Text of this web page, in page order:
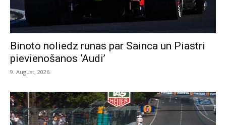
Binoto noliedz runas par Sainca un Piastri
pievienošanos ‘Audi’
9. August, 2026